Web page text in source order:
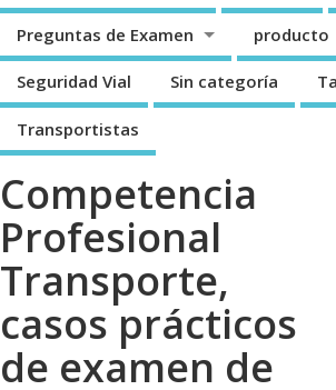
Preguntas de Examen producto
Seguridad Vial Sin categorí­a
Transportistas
Competencia
Profesional
Transporte,
casos prácticos
de examen de